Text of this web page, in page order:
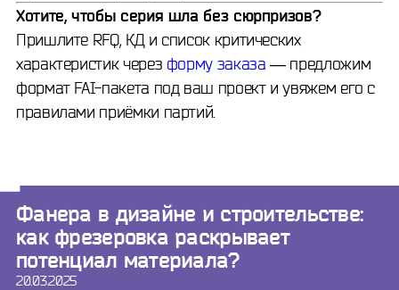
Хотите, чтобы серия шла без сюрпризов?
Пришлите RFQ, КД и список критических
характеристик через форму заказа — предложим
формат FAI-пакета под ваш проект и увяжем его с
правилами приёмки партий.
Фанера в дизайне и строительстве:
как фрезеровка раскрывает
потенциал материала?
20.03.2025